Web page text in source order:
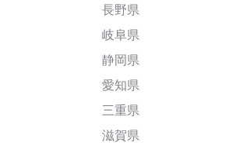
長野県
岐阜県
静岡県
愛知県
三重県
滋賀県